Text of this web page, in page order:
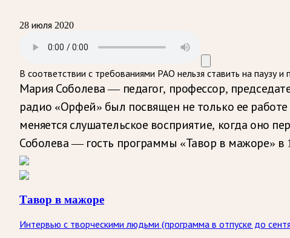
28 июля 2020
В соответствии с требованиями РАО нельзя ставить на паузу
Мария Соболева — педагог, профессор,
радио «Орфей» был посвящен не только ее
меняется слушательское восприятие, когда оно
Соболева — гость программы «Тавор в мажоре» в
Тавор в мажоре
Интервью с творческими людьми (программа в отпуске до